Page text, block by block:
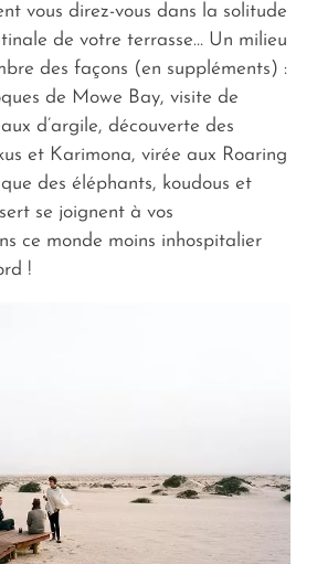
vous direz-vous dans la solitude
de votre terrasse… Un milieu
des façons (en suppléments) :
de Mowe Bay, visite de
d’argile, découverte des
et Karimona, virée aux Roaring
des éléphants, koudous et
se joignent à vos
ce monde moins inhospitalier
!